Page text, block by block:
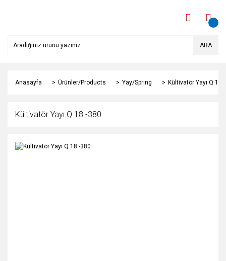
ARA
Anasayfa Ürünler/Products Yay/Spring Kültivatör Yayı Q 18
Kültivatör Yayı Q 18 -380